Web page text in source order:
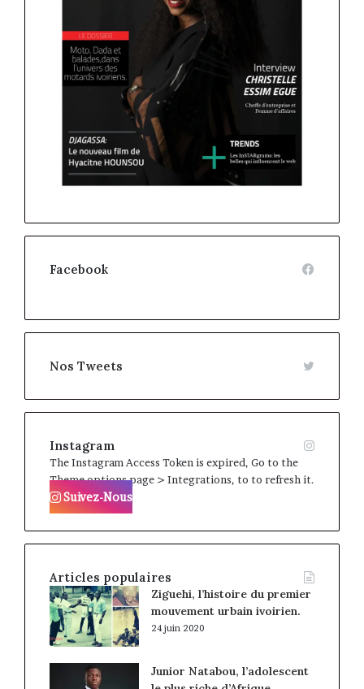
Facebook
Nos Tweets
Instagram
The Instagram Access Token is expired, Go to the
Theme options page > Integrations, to to refresh it.
Suivez-Nous
Articles populaires
Ziguehi, l’histoire du premier
mouvement urbain ivoirien.
24 juin 2020
Junior Natabou, l’adolescent